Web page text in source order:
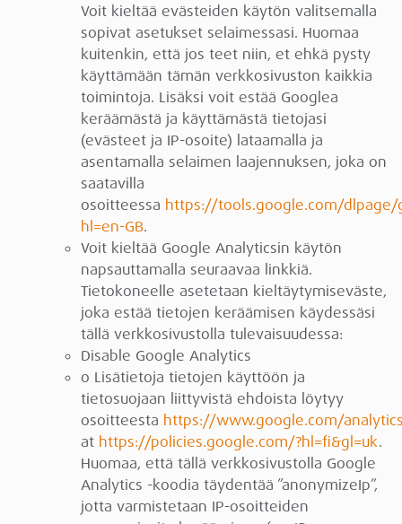
Voit kieltää evästeiden käytön valitsemalla
sopivat asetukset selaimessasi. Huomaa
kuitenkin, että jos teet niin, et ehkä pysty
käyttämään tämän verkkosivuston kaikkia
toimintoja. Lisäksi voit estää Googlea
keräämästä ja käyttämästä tietojasi
(evästeet ja IP-osoite) lataamalla ja
asentamalla selaimen laajennuksen, joka on
saatavilla
osoitteessa https://tools.google.com/dlpage/
hl=en-GB.
Voit kieltää Google Analyticsin käytön
napsauttamalla seuraavaa linkkiä.
Tietokoneelle asetetaan kieltäytymiseväste,
joka estää tietojen keräämisen käydessäsi
tällä verkkosivustolla tulevaisuudessa:
Disable Google Analytics
o Lisätietoja tietojen käyttöön ja
tietosuojaan liittyvistä ehdoista löytyy
osoitteesta https://www.google.com/
at https://policies.google.com/?hl=fi&gl=uk.
Huomaa, että tällä verkkosivustolla Google
Analytics -koodia täydentää ”anonymizeIp”,
jotta varmistetaan IP-osoitteiden